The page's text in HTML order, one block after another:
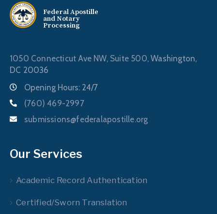
Federal Apostille
and Notary
Processing
1050 Connecticut Ave NW, Suite 500,Washington,
DC 20036
Opening Hours: 24/7
(760) 469-2997
submissions@federalapostille.org
Our Services
Academic Record Authentication
Certified/Sworn Translation